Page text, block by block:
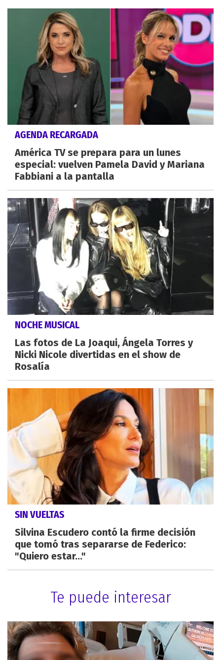
AGENDA RECARGADA
América TV se prepara para un lunes
especial: vuelven Pamela David y Mariana
Fabbiani a la pantalla
NOCHE MUSICAL
Las fotos de La Joaqui, Ángela Torres y
Nicki Nicole divertidas en el show de
Rosalía
SIN VUELTAS
Silvina Escudero contó la firme decisión
que tomó tras separarse de Federico:
"Quiero estar..."
Te puede interesar